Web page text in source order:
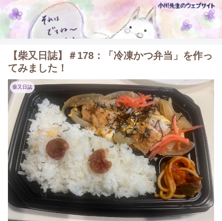
【柴又日誌】＃178：「冷凍かつ弁当」を作っ
てみました！
柴又日誌